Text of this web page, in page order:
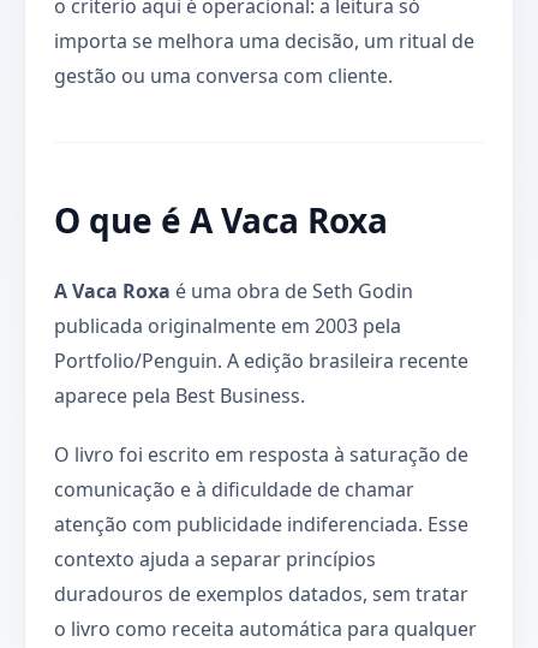
o criterio aqui é operacional: a leitura só
importa se melhora uma decisão, um ritual de
gestão ou uma conversa com cliente.
O que é A Vaca Roxa
A Vaca Roxa é uma obra de Seth Godin
publicada originalmente em 2003 pela
Portfolio/Penguin. A edição brasileira recente
aparece pela Best Business.
O livro foi escrito em resposta à saturação de
comunicação e à dificuldade de chamar
atenção com publicidade indiferenciada. Esse
contexto ajuda a separar princípios
duradouros de exemplos datados, sem tratar
o livro como receita automática para qualquer